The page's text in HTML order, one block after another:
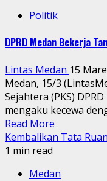
Politik
DPRD Medan Bekerja
Lintas Medan 15
Medan, 15/3
Sejahtera (PKS)
mengaku kecewa
Read More
Kembalikan Tata
1 min read
Medan